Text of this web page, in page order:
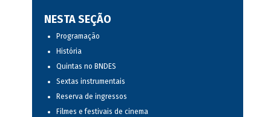
NESTA SEÇÃO
Programação
História
Quintas no BNDES
Sextas instrumentais
Reserva de ingressos
Filmes e festivais de cinema